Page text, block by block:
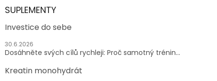
SUPLEMENTY
Investice do sebe
30.6.2026
Dosáhněte svých cílů rychleji: Proč samotný trénin...
Kreatin monohydrát